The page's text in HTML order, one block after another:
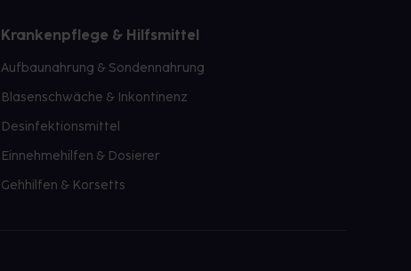
Krankenpflege & Hilfsmittel
Aufbaunahrung & Sondennahrung
Blasenschwäche & Inkontinenz
Desinfektionsmittel
Einnehmehilfen & Dosierer
Gehhilfen & Korsetts